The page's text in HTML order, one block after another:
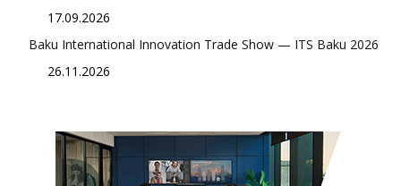
17.09.2026
Baku International Innovation Trade Show — ITS Baku 2026
26.11.2026